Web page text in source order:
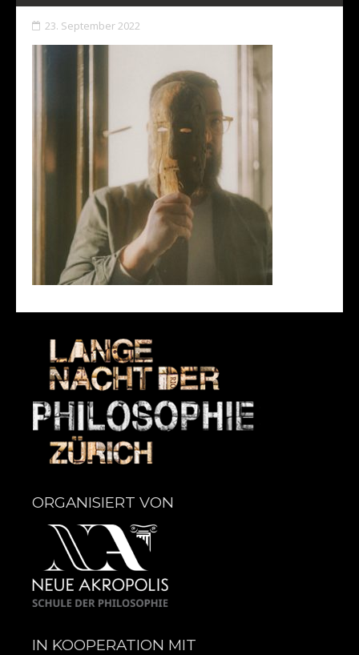
23. September 2022
ORGANISIERT VON
IN KOOPERATION MIT